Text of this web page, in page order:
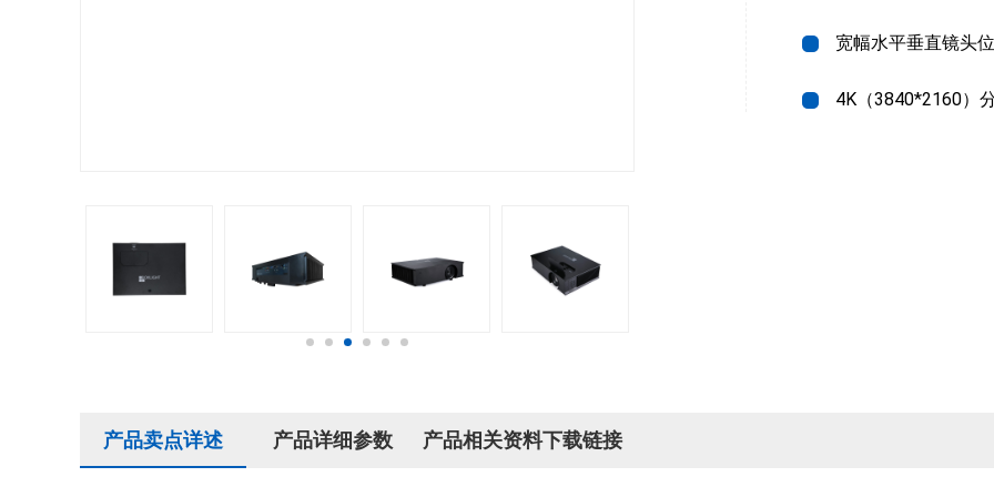
宽幅水平垂直镜头
4K（3840*2160）
产品卖点详述 产品详细参数 产品相关资料下载链接